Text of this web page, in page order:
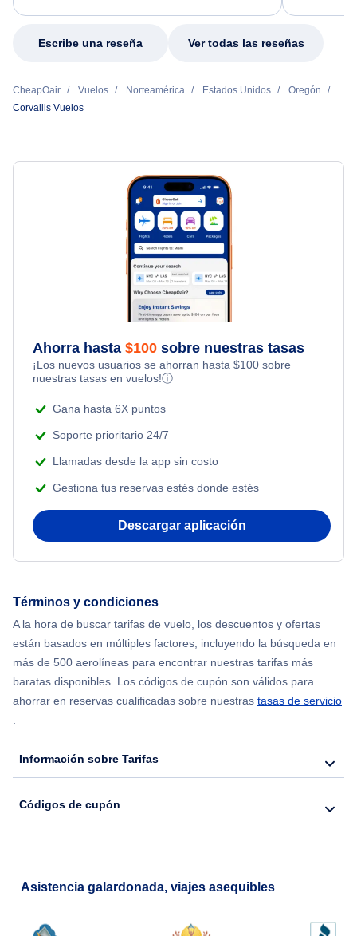
my issue.
Escribe una reseña Ver todas las reseñas
CheapOair Vuelos Norteamérica Estados Unidos
Oregón
Corvallis Vuelos
Ahorra hasta $100 sobre nuestras tasas
¡Los nuevos usuarios se ahorran hasta $100 sobre
nuestras tasas en vuelos!ⓘ
Gana hasta 6X puntos
Soporte prioritario 24/7
Llamadas desde la app sin costo
Gestiona tus reservas estés donde estés
Descargar aplicación
Términos y condiciones
A la hora de buscar tarifas de vuelo, los descuentos y ofertas
están basados en múltiples factores, incluyendo la búsqueda en
más de 500 aerolíneas para encontrar nuestras tarifas más
baratas disponibles. Los códigos de cupón son válidos para
ahorrar en reservas cualificadas sobre nuestras tasas de servicio
.
Información sobre Tarifas
Códigos de cupón
Asistencia galardonada, viajes asequibles